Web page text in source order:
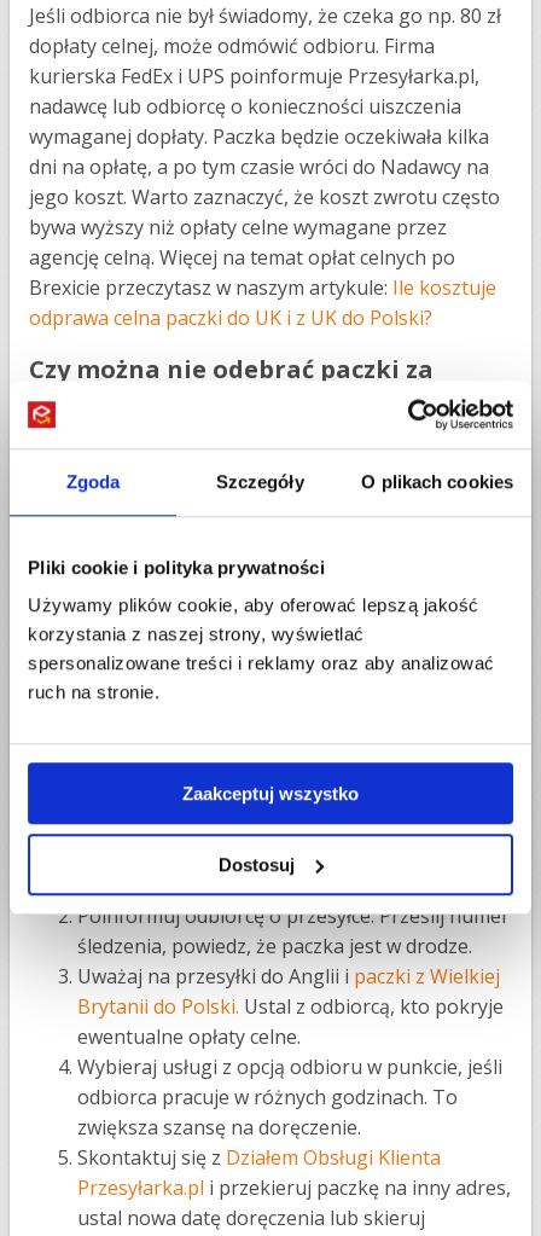
Zgoda Szczegóły O plikach cookies
Pliki cookie i polityka prywatności
Używamy plików cookie, aby oferować lepszą jakość
korzystania z naszej strony, wyświetlać
spersonalizowane treści i reklamy oraz aby analizować
ruch na stronie.
Zaakceptuj wszystko
Dostosuj
Jeśli odbiorca nie był świadomy, że czeka go np. 80 zł
dopłaty celnej, może odmówić odbioru. Firma
kurierska FedEx i UPS poinformuje Przesyłarka.pl,
nadawcę lub odbiorcę o konieczności uiszczenia
wymaganej dopłaty. Paczka będzie oczekiwała kilka
dni na opłatę, a po tym czasie wróci do Nadawcy na
jego koszt. Warto zaznaczyć, że koszt zwrotu często
bywa wyższy niż opłaty celne wymagane przez
agencję celną. Więcej na temat opłat celnych po
Brexicie przeczytasz w naszym artykule: Ile kosztuje
odprawa celna paczki do UK i z UK do Polski?
Czy można nie odebrać paczki za
pobraniem?
Technicznie – tak. Prawo nie zmusza do odbioru
przesyłki pobraniowej. Jednak takie działanie –
zwłaszcza celowe i powtarzalne – jest źle odbierane
wtedy koszt zwrotu paczki, co przy wysyłkach
międzynarodowych może być naprawdę kosztowne.
Jeśli wiesz, że nie możesz odebrać przesyłki –
skontaktuj się z nadawcą lub kurierem i wyjaśnij
sytuację. Unikniesz nieporozumień i kosztów po obu
Wskazówki – jak uniknąć problemów z
nieodebranymi paczkami
Zawsze podawaj poprawne dane adresowe i
numer telefonu odbiorcy. To kluczowe dane.
Poinformuj odbiorcę o przesyłce. Prześlij numer
śledzenia, powiedz, że paczka jest w drodze.
Uważaj na przesyłki do Anglii i paczki z Wielkiej
Brytanii do Polski. Ustal z odbiorcą, kto pokryje
ewentualne opłaty celne.
Wybieraj usługi z opcją odbioru w punkcie, jeśli
odbiorca pracuje w różnych godzinach. To
zwiększa szansę na doręczenie.
Skontaktuj się z Działem Obsługi Klienta
Przesyłarka.pl i przekieruj paczkę na inny adres,
ustal nowa datę doręczenia lub skieruj